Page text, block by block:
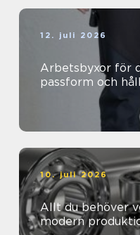
12. juli 2026
Arbetsbyxor för
passform och
10. juli 2026
Allt du behöver
modern